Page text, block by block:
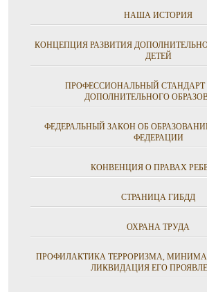
НАША ИСТОРИЯ
КОНЦЕПЦИЯ РАЗВИТИЯ
ДЕТЕЙ
ПРОФЕССИОНАЛЬНЫЙ СТАНДАРТ
ДОПОЛНИТЕЛЬНОГО
ФЕДЕРАЛЬНЫЙ ЗАКОН ОБ
ФЕДЕРАЦИИ
КОНВЕНЦИЯ О ПРАВАХ
СТРАНИЦА ГИБДД
ОХРАНА ТРУДА
ПРОФИЛАКТИКА ТЕРРОРИЗМА,
ЛИКВИДАЦИЯ ЕГО